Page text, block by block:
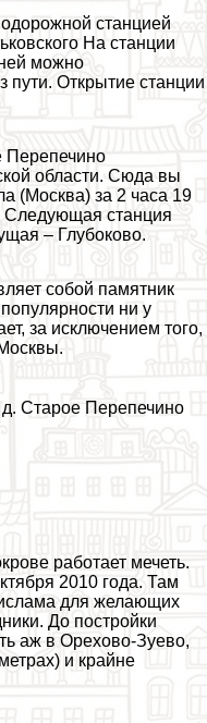
станцией
На станции
можно
пути. Открытие станции
Перепечино
области. Сюда вы
(Москва) за 2 часа 19
Следующая станция
– Глубоково.
собой памятник
ни у
за исключением того,
Старое Перепечино
работает мечеть.
2010 года. Там
для желающих
До постройки
аж в Орехово-Зуево,
и крайне